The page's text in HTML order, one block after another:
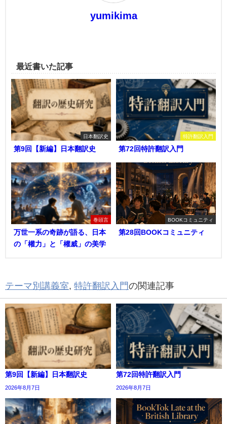
yumikima
最近書いた記事
日本翻訳史
第9回【新編】日本翻訳史
特許翻訳入門
第72回特許翻訳入門
巻頭言
万世一系の奇跡が語る、日本
の「權力」と「權威」の美学
BOOKコミュニティ
第28回BOOKコミュニティ
テーマ別講義室 特許翻訳入門の関連記事
第9回【新編】日本翻訳史
2026年8月7日
第72回特許翻訳入門
2026年8月7日